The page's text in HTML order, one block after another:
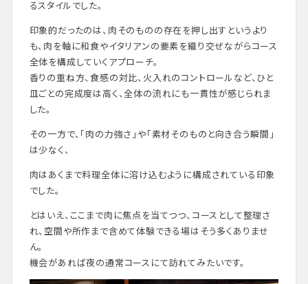
るスタイルでした。
印象的だったのは、肉そのものの存在を押し出すというより
も、肉を軸に和食やイタリアンの要素を織り交ぜながらコース
全体を構成していくアプローチ。
香りの重ね方、食感の対比、火入れのコントロールなど、ひと
皿ごとの完成度は高く、全体の流れにも一貫性が感じられま
した。
その一方で、「肉の力強さ」や「素材そのものと向き合う瞬間」
は少なく、
肉はあくまで料理全体に溶け込むように構成されている印象
でした。
とはいえ、ここまで肉に焦点を当てつつ、コースとして整理さ
れ、空間や所作まで含めて体験できる場はそう多くありませ
ん。
機会があれば夜の通常コースにて訪れてみたいです。